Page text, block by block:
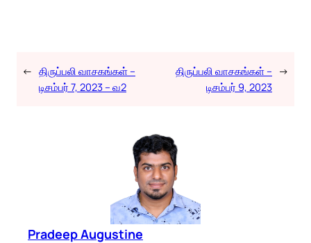
← திருப்பலி வாசகங்கள் –
டிசம்பர் 7, 2023 – வ2
திருப்பலி வாசகங்கள் –
டிசம்பர் 9, 2023
→
Pradeep Augustine